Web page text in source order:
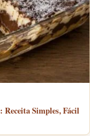
Receita Simples, Fácil